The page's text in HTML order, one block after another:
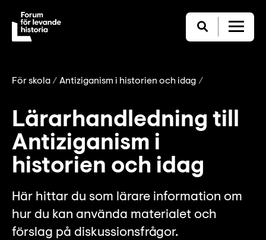
För skola Antiziganism i historien och idag
Lärarhandledning till
Antiziganism i
historien och idag
Här hittar du som lärare information om
hur du kan använda materialet och
förslag på diskussionsfrågor.